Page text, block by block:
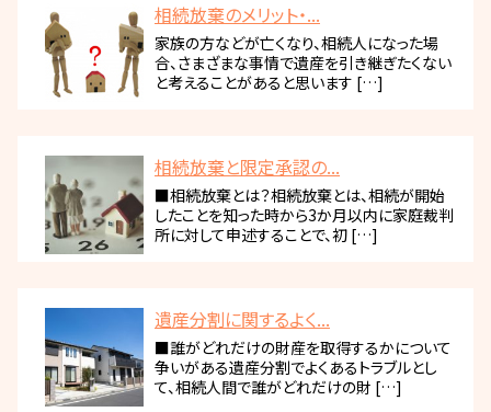
相続放棄のメリット・...
家族の方などが亡くなり、相続人になった場
合、さまざまな事情で遺産を引き継ぎたくない
と考えることがあると思います […]
相続放棄と限定承認の...
■相続放棄とは？相続放棄とは、相続が開始
したことを知った時から3か月以内に家庭裁判
所に対して申述することで、初 […]
遺産分割に関するよく...
■誰がどれだけの財産を取得するかについて
争いがある遺産分割でよくあるトラブルとし
て、相続人間で誰がどれだけの財 […]